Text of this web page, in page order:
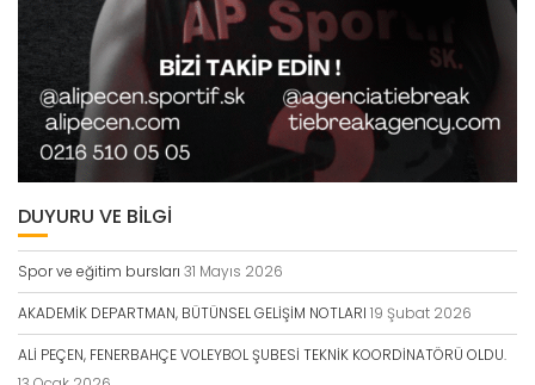
DUYURU VE BİLGİ
Spor ve eğitim bursları 31 Mayıs 2026
AKADEMİK DEPARTMAN, BÜTÜNSEL GELİŞİM NOTLARI 19 Şubat 2026
ALİ PEÇEN, FENERBAHÇE VOLEYBOL ŞUBESİ TEKNİK KOORDİNATÖRÜ OLDU.